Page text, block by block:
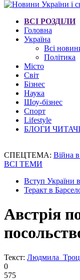
ВСІ РОЗДІЛИ
Головна
Україна
Всі
Політика
Місто
Світ
Бізнес
Наука
Шоу-бізнес
Спорт
Lifestyle
БЛОГИ
СПЕЦТЕМА: Війна в
ВСІ ТЕМИ
Вступ України
Теракт в
Австрія
Текст: Людмила
0
575